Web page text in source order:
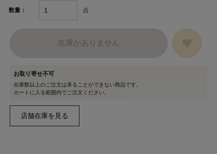
数量： 点
お取り寄せ不可
在庫数以上のご注文は承ることができない商品です。
カートに入る範囲内でご注文ください。